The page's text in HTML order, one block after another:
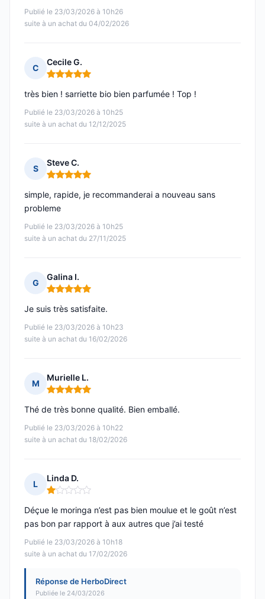
Publié le 23/03/2026 à 10h26
suite à un achat du 04/02/2026
C
Cecile G.
Note : 5 sur 5
Publié le 23/03/2026 à 10h25
suite à un achat du 12/12/2025
très bien ! sarriette bio bien parfumée ! Top !
S
Steve C.
Note : 5 sur 5
Publié le 23/03/2026 à 10h25
suite à un achat du 27/11/2025
simple, rapide, je recommanderai a nouveau sans
probleme
G
Galina I.
Note : 5 sur 5
Publié le 23/03/2026 à 10h23
suite à un achat du 16/02/2026
Je suis très satisfaite.
M
Murielle L.
Note : 5 sur 5
Publié le 23/03/2026 à 10h22
suite à un achat du 18/02/2026
Thé de très bonne qualité. Bien emballé.
L
Linda D.
Note : 1 sur 5
Publié le 23/03/2026 à 10h18
suite à un achat du 17/02/2026
Déçue le moringa n’est pas bien moulue et le goût n’est
pas bon par rapport à aux autres que j’ai testé
Réponse de HerboDirect
Publiée le 24/03/2026